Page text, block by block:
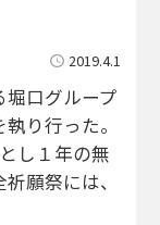
2019.4.1
堀口グループ
り行った。
し１年の無
願祭には、